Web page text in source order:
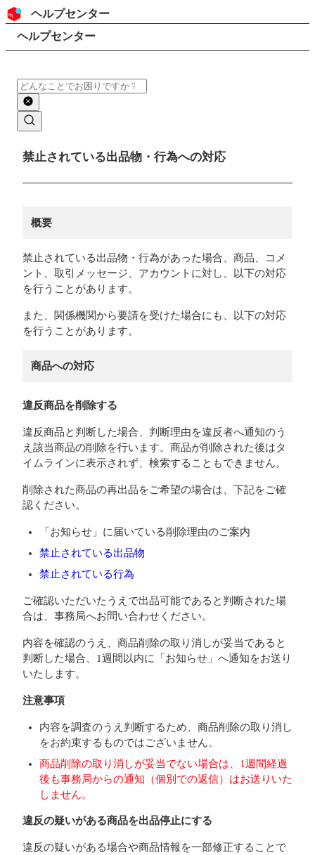
コンテンツにスキップ
ヘッダー
ヘルプセンター
検索
パンくずリスト
ヘルプセンター
検索
メインコンテンツ
禁止されている出品物・行為への対応
概要
禁止されている出品物・行為があった場合、商品、コメ
ント、取引メッセージ、アカウントに対し、以下の対応
を行うことがあります。
また、関係機関から要請を受けた場合にも、以下の対応
を行うことがあります。
商品への対応
違反商品を削除する
違反商品と判断した場合、判断理由を違反者へ通知のう
え該当商品の削除を行います。商品が削除された後はタ
イムラインに表示されず、検索することもできません。
削除された商品の再出品をご希望の場合は、下記をご確
認ください。
「お知らせ」に届いている削除理由のご案内
禁止されている出品物
禁止されている行為
ご確認いただいたうえで出品可能であると判断された場
合は、事務局へお問い合わせください。
内容を確認のうえ、商品削除の取り消しが妥当であると
判断した場合、1週間以内に「お知らせ」へ通知をお送り
いたします。
注意事項
内容を調査のうえ判断するため、商品削除の取り消し
をお約束するものではございません。
商品削除の取り消しが妥当でない場合は、1週間経過
後も事務局からの通知（個別での返信）はお送りいた
しません。
違反の疑いがある商品を出品停止にする
違反の疑いがある場合や商品情報を一部修正することで